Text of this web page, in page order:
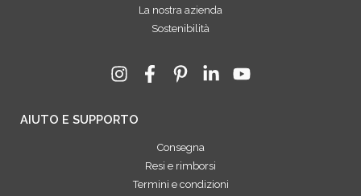
La nostra azienda
Sostenibilità
AIUTO E SUPPORTO
Consegna
Resi e rimborsi
Termini e condizioni